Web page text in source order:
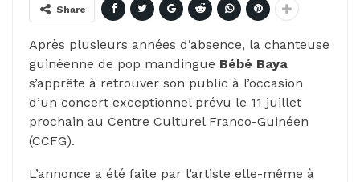
Share
Après plusieurs années d’absence, la chanteuse
guinéenne de pop mandingue Bébé Baya
s’apprête à retrouver son public à l’occasion
d’un concert exceptionnel prévu le 11 juillet
prochain au Centre Culturel Franco-Guinéen
(CCFG).
L’annonce a été faite par l’artiste elle-même à